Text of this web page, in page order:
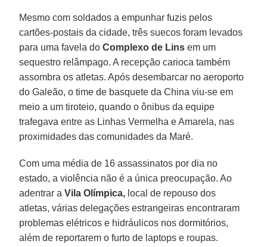
Mesmo com soldados a empunhar fuzis pelos
cartões-postais da cidade, três suecos foram levados
para uma favela doComplexo de Lins em um
sequestro relâmpago. A recepção carioca também
assombra os atletas. Após desembarcar no aeroporto
do Galeão, o time de basquete da China viu-se em
meio a um tiroteio, quando o ônibus da equipe
trafegava entre as Linhas Vermelha e Amarela, nas
proximidades das comunidades da Maré.
Com uma média de 16 assassinatos por dia no
estado, a violência não é a única preocupação. Ao
adentrar aVila Olímpica, local de repouso dos
atletas, várias delegações estrangeiras encontraram
problemas elétricos e hidráulicos nos dormitórios,
além de reportarem o furto de laptops e roupas.